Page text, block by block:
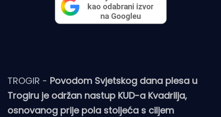
TROGIR - Povodom Svjetskog dana plesa u
Trogiru je održan nastup KUD-a Kvadrilja,
osnovanog prije pola stoljeća s ciljem